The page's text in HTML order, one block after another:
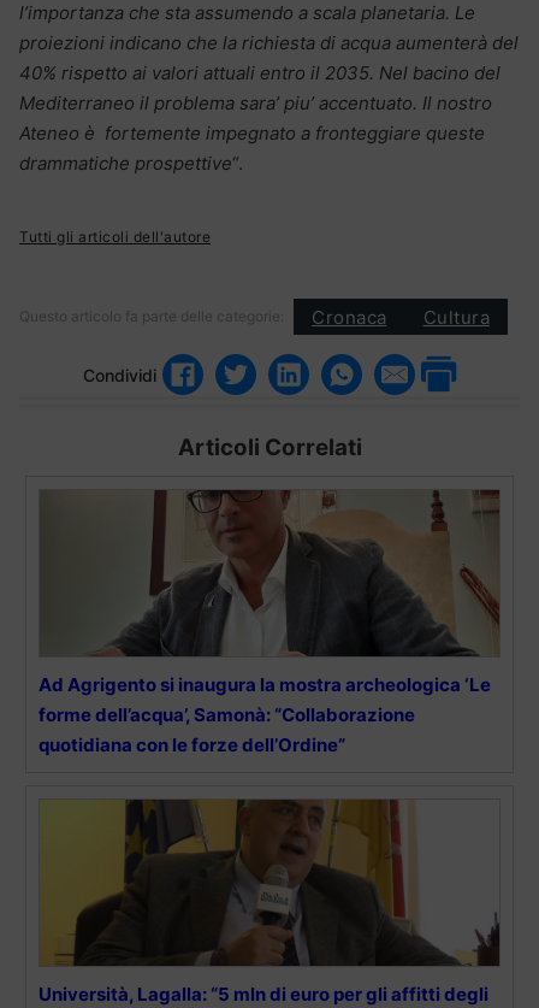
l’importanza che sta assumendo a scala planetaria. Le
proiezioni indicano che la richiesta di acqua aumenterà del
40% rispetto ai valori attuali entro il 2035. Nel bacino del
Mediterraneo il problema sara’ piu’ accentuato. Il nostro
Ateneo è fortemente impegnato a fronteggiare queste
drammatiche prospettive“.
Tutti gli articoli dell'autore
Questo articolo fa parte delle categorie: Cronaca Cultura
Condividi
Articoli Correlati
Ad Agrigento si inaugura la mostra archeologica ‘Le
forme dell’acqua’, Samonà: “Collaborazione
quotidiana con le forze dell’Ordine”
Università, Lagalla: “5 mln di euro per gli affitti degli